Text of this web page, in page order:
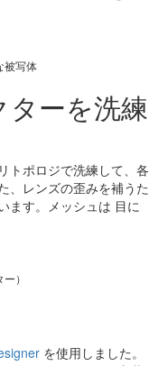
被写体
ーを洗練
トポロジで洗練して、各
、レンズの歪みを補うた
ます。メッシュは 目に
）
を使用しました。